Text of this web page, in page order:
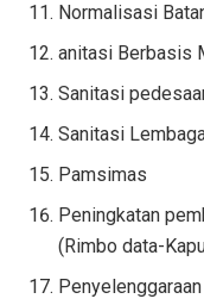
Normalisasi
anitasi Berbasis
Sanitasi
Sanitasi
Pamsimas
Peningkatan
(Rimbo data-